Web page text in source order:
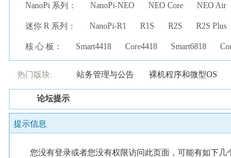
NanoPi 系列： NanoPi-NEO NEO Core NEO Air
迷你 R 系列： NanoPi-R1 R1S R2S R2S Plus
核 心 板： Smart4418 Core4418 Smart6818
热门版块: 站务管理与公告 裸机程序和微型OS
论坛提示
提示信息
您没有登录或者您没有权限访问此页面，可能有如下几